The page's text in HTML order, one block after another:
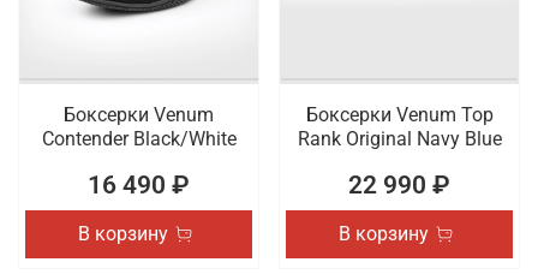
Боксерки Venum
Contender Black/White
16 490 ₽
В корзину
Боксерки Venum Top
Rank Original Navy Blue
22 990 ₽
В корзину